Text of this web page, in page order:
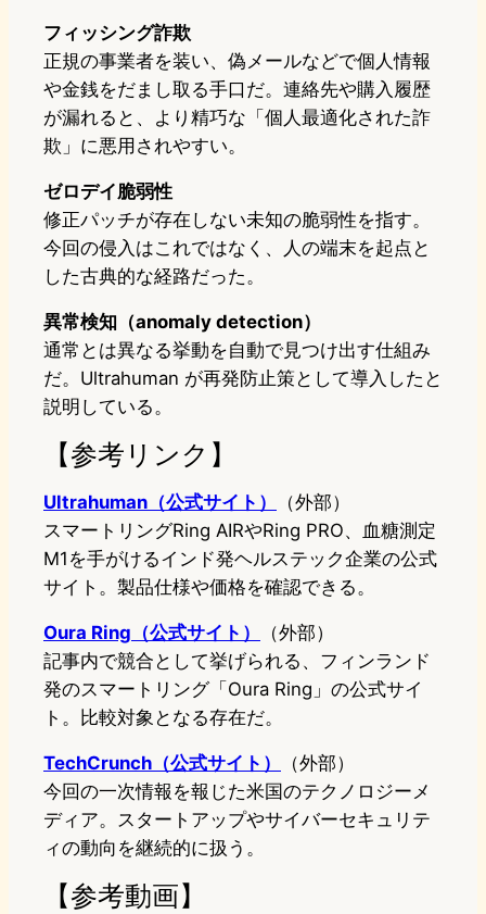
フィッシング詐欺
正規の事業者を装い、偽メールなどで個人情報
や金銭をだまし取る手口だ。連絡先や購入履歴
が漏れると、より精巧な「個人最適化された詐
欺」に悪用されやすい。
ゼロデイ脆弱性
修正パッチが存在しない未知の脆弱性を指す。
今回の侵入はこれではなく、人の端末を起点と
した古典的な経路だった。
異常検知（anomaly detection）
通常とは異なる挙動を自動で見つけ出す仕組み
だ。Ultrahuman が再発防止策として導入したと
説明している。
【参考リンク】
Ultrahuman（公式サイト）
（外部）
スマートリングRing AIRやRing PRO、血糖測定
M1を手がけるインド発ヘルステック企業の公式
サイト。製品仕様や価格を確認できる。
Oura Ring（公式サイト）
（外部）
記事内で競合として挙げられる、フィンランド
発のスマートリング「Oura Ring」の公式サイ
ト。比較対象となる存在だ。
TechCrunch（公式サイト）
（外部）
今回の一次情報を報じた米国のテクノロジーメ
ディア。スタートアップやサイバーセキュリテ
ィの動向を継続的に扱う。
【参考動画】